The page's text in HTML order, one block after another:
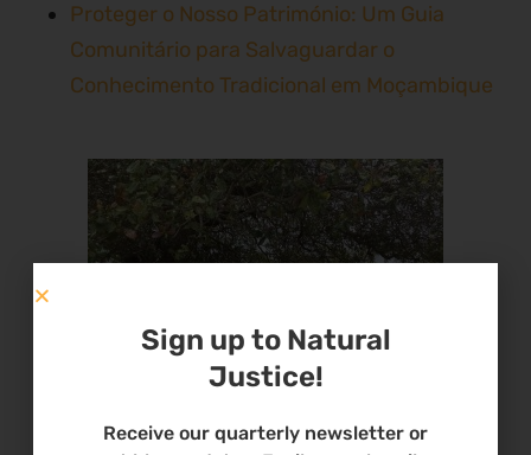
Proteger o Nosso Património: Um Guia
Comunitário para Salvaguardar o
Conhecimento Tradicional em Moçambique
Sign up to Natural
Justice!
Receive our quarterly newsletter or